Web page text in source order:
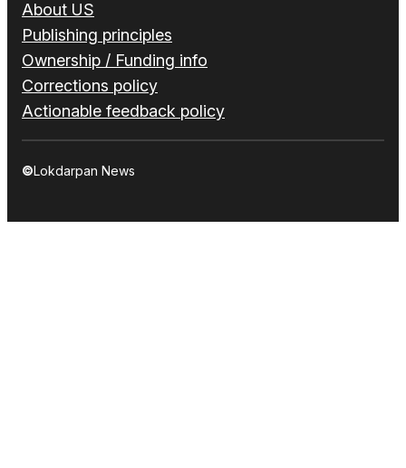
About US
Publishing principles
Ownership / Funding info
Corrections policy
Actionable feedback policy
©Lokdarpan News